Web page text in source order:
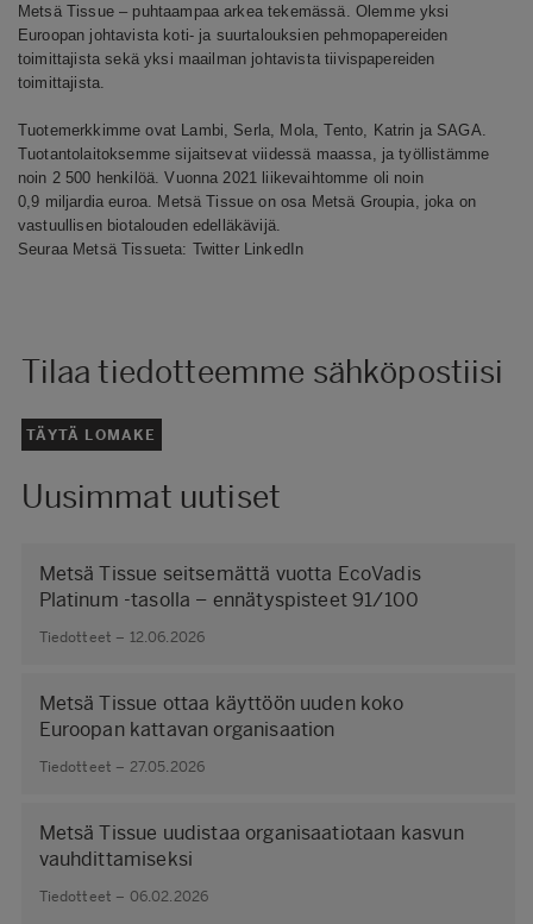
Metsä Tissue – puhtaampaa arkea tekemässä. Olemme yksi
Euroopan johtavista koti- ja suurtalouksien pehmopapereiden
toimittajista sekä yksi maailman johtavista tiivispapereiden
toimittajista.
Tuotemerkkimme ovat Lambi, Serla, Mola, Tento, Katrin ja SAGA.
Tuotantolaitoksemme sijaitsevat viidessä maassa, ja työllistämme
noin 2 500 henkilöä. Vuonna 2021 liikevaihtomme oli noin
0,9 miljardia euroa. Metsä Tissue on osa Metsä Groupia, joka on
vastuullisen biotalouden edelläkävijä.
Seuraa Metsä Tissueta: Twitter LinkedIn
Tilaa tiedotteemme sähköpostiisi
TÄYTÄ LOMAKE
Uusimmat uutiset
Metsä Tissue seitsemättä vuotta EcoVadis
Platinum -tasolla – ennätyspisteet 91/100
Tiedotteet – 12.06.2026
Metsä Tissue ottaa käyttöön uuden koko
Euroopan kattavan organisaation
Tiedotteet – 27.05.2026
Metsä Tissue uudistaa organisaatiotaan kasvun
vauhdittamiseksi
Tiedotteet – 06.02.2026